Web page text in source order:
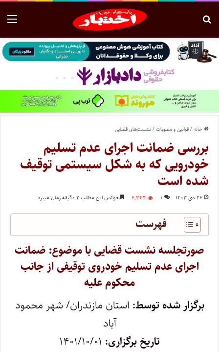
خانه/قوانین و مصوبات/نشست‌های قضایی
بررسی ضمانت اجرای عدم تسلیم
خودرویی که به شکل سیستمی توقیف
شده است
۲۶ دی ۱۴۰۳ ۰ ۶,۳۴۴ خواندن این مطلب ۲ دقیقه زمان میبرد
فهرست
صورتجلسه نشست قضایی با موضوع: ضمانت
اجرای عدم تسلیم خودروی توقیفی از جانب
محکوم علیه
برگزار شده توسط: استان مازندران/ شهر محمود
آباد
تاریخ برگزاری: